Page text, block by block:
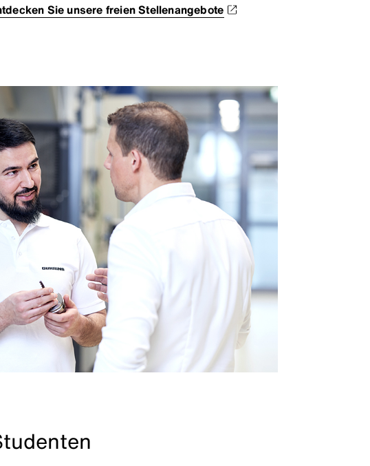
Sie unsere freien Stellenangebote